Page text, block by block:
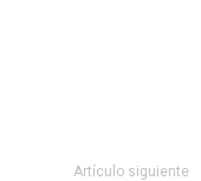
Artículo siguiente